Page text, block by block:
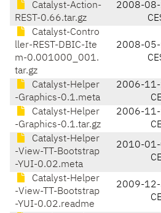
Catalyst-Action-
REST-0.66.tar.gz
2008-
Catalyst-Contro
ller-REST-DBIC-Ite
m-0.001000_001.
tar.gz
2008-
Catalyst-Helper
-Graphics-0.1.meta
2006-
Catalyst-Helper
-Graphics-0.1.tar.gz
2006-
Catalyst-Helper
-View-TT-Bootstrap
-YUI-0.02.meta
2010-
Catalyst-Helper
-View-TT-Bootstrap
-YUI-0.02.readme
2009-